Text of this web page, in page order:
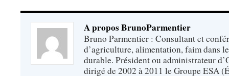
A propos BrunoParmentier
Bruno Parmentier : Consultant et
d’agriculture, alimentation, faim dans
durable. Président ou administrateur
dirigé de 2002 à 2011 le Groupe ESA